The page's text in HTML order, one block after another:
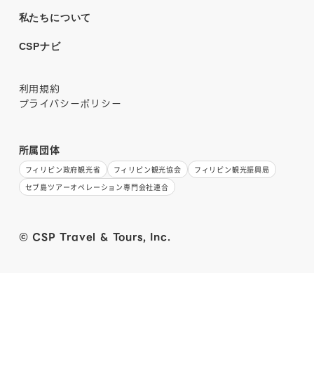
私たちについて
CSPナビ
利用規約
プライバシーポリシー
所属団体
フィリピン政府観光省 フィリピン観光協会
フィリピン観光振興局
セブ島ツアーオペレーション専門会社連合
© CSP Travel & Tours, Inc.